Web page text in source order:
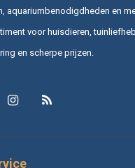
aquariumbenodigdheden en
voor huisdieren,
en scherpe prijzen.